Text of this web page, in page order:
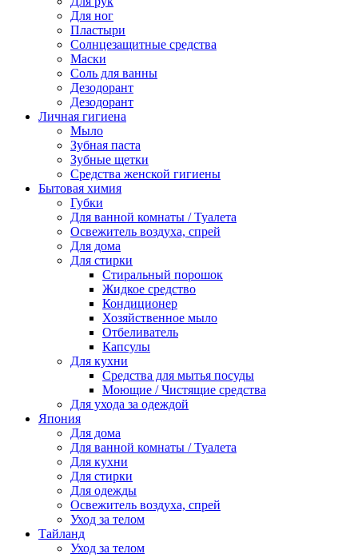
Для ног
Пластыри
Солнцезащитные средства
Маски
Соль для ванны
Дезодорант
Дезодорант
Личная гигиена
Мыло
Зубная паста
Зубные щетки
Средства женской гигиены
Бытовая химия
Губки
Для ванной комнаты / Туалета
Освежитель воздуха, спрей
Для дома
Для стирки
Стиральный порошок
Жидкое средство
Кондиционер
Хозяйственное мыло
Отбеливатель
Капсулы
Для кухни
Средства для мытья посуды
Моющие / Чистящие средства
Для ухода за одеждой
Япония
Для дома
Для ванной комнаты / Туалета
Для кухни
Для стирки
Для одежды
Освежитель воздуха, спрей
Уход за телом
Тайланд
Уход за телом